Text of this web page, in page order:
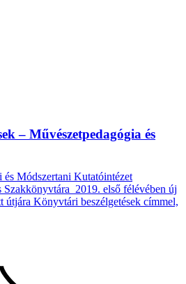
– Művészetpedagógia és
Módszertani Kutatóintézet
2019. első félévében új
útjára Könyvtári beszélgetések címmel,